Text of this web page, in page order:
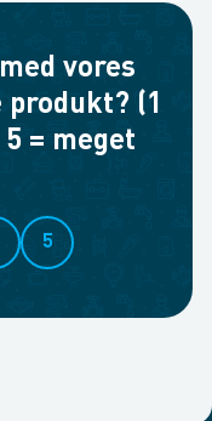
vores
(1
= meget
5